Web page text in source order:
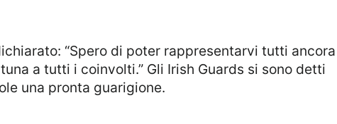
a tutti i coinvolti.” Gli Irish Guards si sono detti
una pronta guarigione.